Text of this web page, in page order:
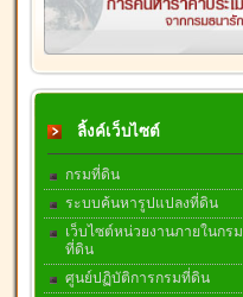
ลิ้งค์เว็บไซต์
กรมที่ดิน
ระบบค้นหารูปแปลงที่ดิน
เว็บไซต์หน่วยงานภายในกรม
ที่ดิน
ศูนย์ปฏิบัติการกรมที่ดิน